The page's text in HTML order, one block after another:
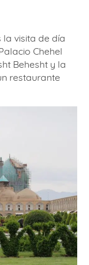
visita de día
Chehel
Behesht y la
restaurante